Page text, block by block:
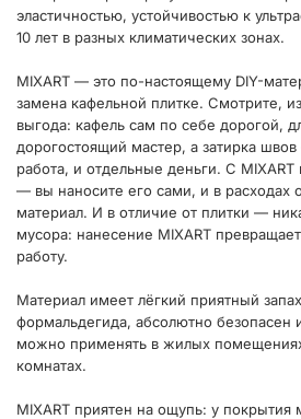
эластичностью, устойчивостью к
10 лет в разных климатических зонах.
MIXART — это по-настоящему DIY-
замена кафельной плитке. Смотрите,
выгода: кафель сам по себе дорогой,
дорогостоящий мастер, а затирка
работа, и отдельные деньги. С
— вы наносите его сами, и в расходах
материал. И в отличие от плитки —
мусора: нанесение MIXART
работу.
Материал имеет лёгкий приятный
формальдегида, абсолютно безопасен
можно применять в жилых
комнатах.
MIXART приятен на ощупь: у покрытия